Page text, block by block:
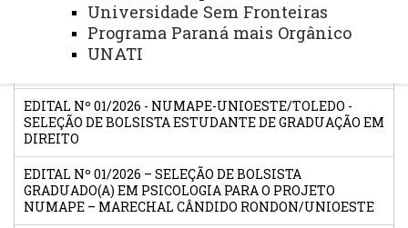
Universidade Sem Fronteiras
Programa Paraná mais Orgânico
UNATI
EDITAL Nº 04/2026 – RESULTADO E CLASSIFICAÇÃO DO
PROCESSO SELETIVO PARA BOLSISTA GRADUADO(A) EM
EDITAL Nº 01/2026 - NUMAPE-UNIOESTE/TOLEDO -
SELEÇÃO DE BOLSISTA ESTUDANTE DE GRADUAÇÃO EM
DIREITO
EDITAL Nº 01/2026 – SELEÇÃO DE BOLSISTA
GRADUADO(A) EM PSICOLOGIA PARA O PROJETO
NUMAPE – MARECHAL CÂNDIDO RONDON/UNIOESTE